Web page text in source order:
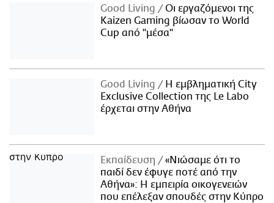
Good Living
Οι εργαζόμενοι της
Kaizen Gaming βίωσαν το World
Cup από "μέσα"
Good Living
Η εμβληματική City
Exclusive Collection της Le Labo
έρχεται στην Αθήνα
Εκπαίδευση
«Νιώσαμε ότι το
παιδί δεν έφυγε ποτέ από την
Αθήνα»: Η εμπειρία οικογενειών
που επέλεξαν σπουδές στην Κύπρο